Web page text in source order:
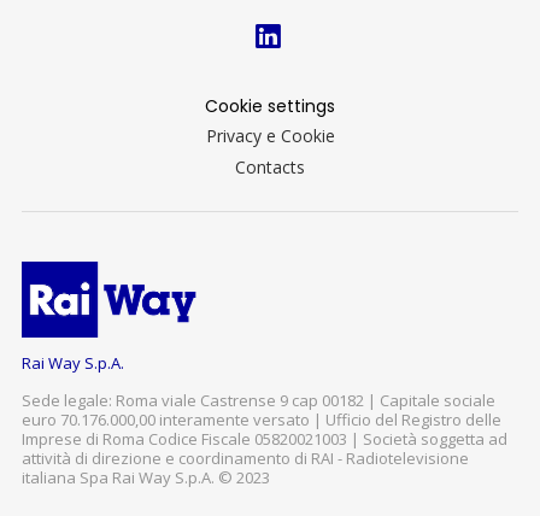
Cookie settings
Privacy e Cookie
Contacts
Rai Way S.p.A.
Sede legale: Roma viale Castrense 9 cap 00182 | Capitale sociale
euro 70.176.000,00 interamente versato | Ufficio del Registro delle
Imprese di Roma Codice Fiscale 05820021003 | Società soggetta ad
attività di direzione e coordinamento di RAI - Radiotelevisione
italiana Spa Rai Way S.p.A. © 2023